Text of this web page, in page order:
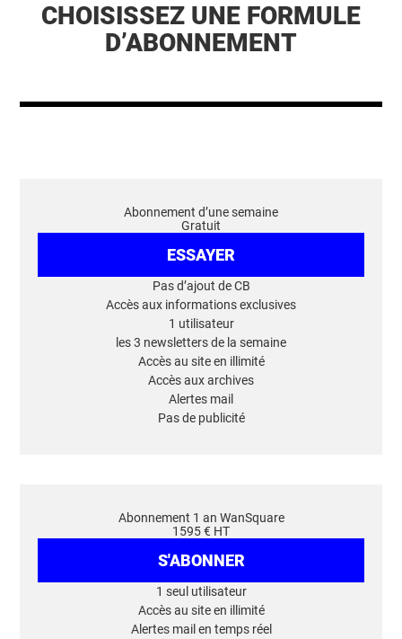
CHOISISSEZ UNE FORMULE
D’ABONNEMENT
Abonnement d’une semaine
Gratuit
ESSAYER
Pas d’ajout de CB
Accès aux informations exclusives
1 utilisateur
les 3 newsletters de la semaine
Accès au site en illimité
Accès aux archives
Alertes mail
Pas de publicité
Abonnement 1 an WanSquare
1595 € HT
S'ABONNER
1 seul utilisateur
Accès au site en illimité
Alertes mail en temps réel